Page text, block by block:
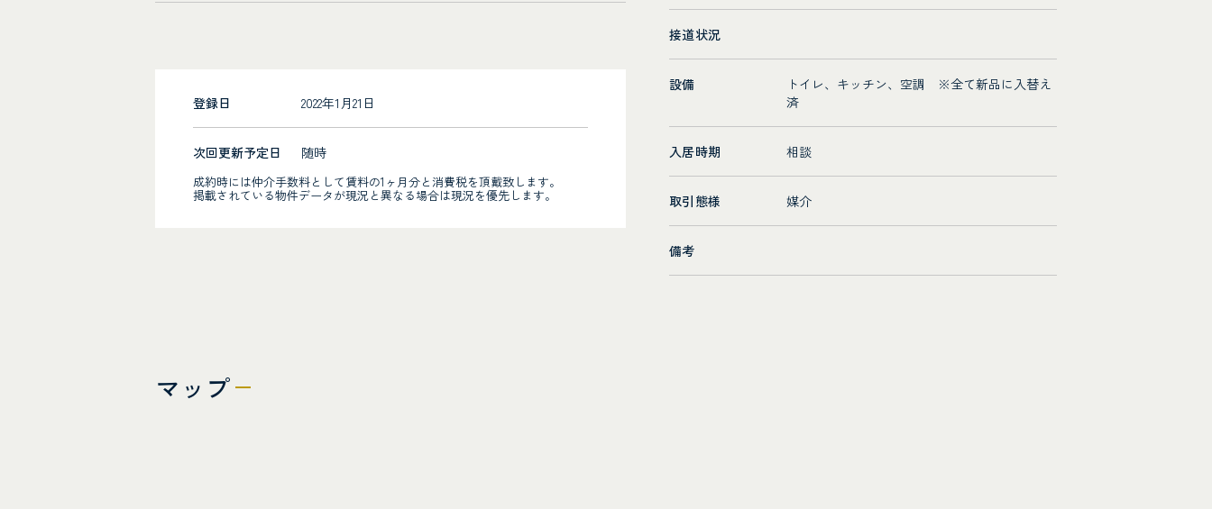
登録日 2022年1月21日
次回更新予定日 随時
成約時には仲介手数料として賃料の1ヶ月分と消費税を頂戴致します。
掲載されている物件データが現況と異なる場合は現況を優先します。
接道状況
設備
トイレ、キッチン、空調 ※全て新品に入替え
済
入居時期 相談
取引態様 媒介
備考
マップ